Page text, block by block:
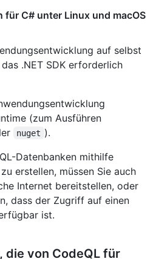
C# unter Linux und macOS
auf selbst
.NET SDK erforderlich
(zum Ausführen
nuget ).
Datenbanken mithilfe
zu erstellen, müssen Sie auch
Internet bereitstellen, oder
dass der Zugriff auf einen
ist.
von CodeQL für